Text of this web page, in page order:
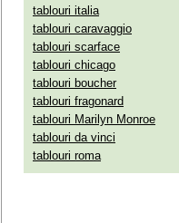
tablouri italia
tablouri caravaggio
tablouri scarface
tablouri chicago
tablouri boucher
tablouri fragonard
tablouri Marilyn Monroe
tablouri da vinci
tablouri roma